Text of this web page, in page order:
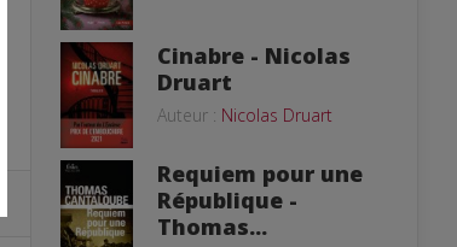
Cinabre - Nicolas
Druart
Auteur : Nicolas Druart
Requiem pour une
République -
Thomas...